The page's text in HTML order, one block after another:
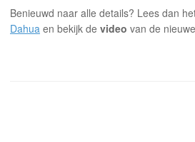
Benieuwd naar alle details? Lees dan
Dahua en bekijk de video van de